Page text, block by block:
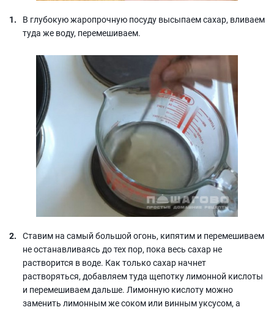
В глубокую жаропрочную посуду высыпаем сахар, вливаем
туда же воду, перемешиваем.
Ставим на самый большой огонь, кипятим и перемешиваем
не останавливаясь до тех пор, пока весь сахар не
растворится в воде. Как только сахар начнет
растворяться, добавляем туда щепотку лимонной кислоты
и перемешиваем дальше. Лимонную кислоту можно
заменить лимонным же соком или винным уксусом, а